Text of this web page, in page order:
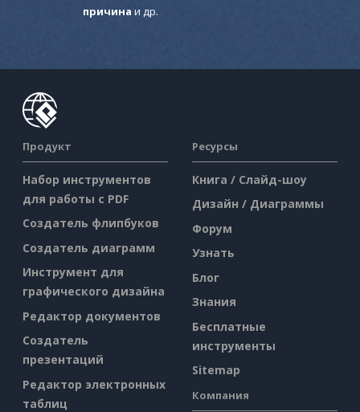
причина и др.
Продукт
Набор инструментов
для работы с PDF
Создатель флипбуков
Создатель диаграмм
Инструмент для
графического дизайна
Редактор документов
Создатель
презентаций
Редактор электронных
таблиц
Ресурсы
Книга / Слайд-шоу
Дизайн / Диаграммы
Форум
Узнать
Блог
Знания
Бесплатные
инструменты
Sitemap
Компания